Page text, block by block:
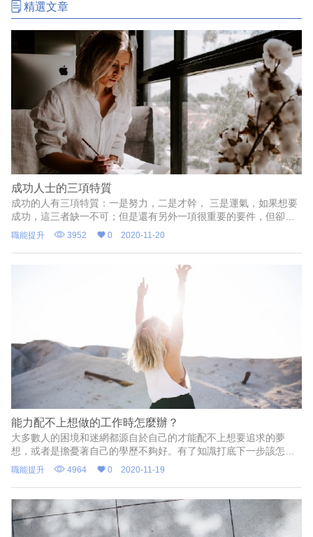
精選文章
成功人士的三項特質
成功的人有三項特質：一是努力，二是才幹， 三是運氣，如果想要
成功，這三者缺一不可；但是還有另外一項很重要的要件，但卻常
常被忽略：我們的成功取決我們於他人的互動方式。但在互動過程
中，我們都扮演不同的角色，在 Adam Grant 《給予》書中提到，
互動過程中，角色分別可分為三者類行：索取者（Takers）、給予
者（Givers）、 互利者（Matchers）。
職能提升 3952 0 2020-11-20
能力配不上想做的工作時怎麼辦？
大多數人的困境和迷網都源自於自己的才能配不上想要追求的夢
想，或者是擔憂著自己的學歷不夠好。有了知識打底下一步該怎麼
走？
職能提升 4964 0 2020-11-19